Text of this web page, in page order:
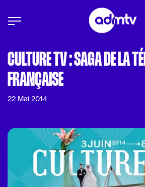
Aller au contenu principal
CULTURE TV : SAGA DE LA
FRANÇAISE
22 Mai 2014
Panneau de gestion des cookies